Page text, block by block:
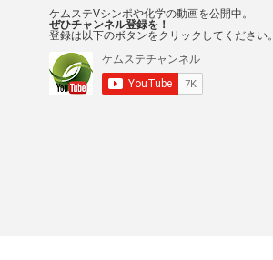
ケムステVシンポや化学の動画を公開中。
ぜひチャンネル登録を！
登録は以下のボタンをクリックしてください。